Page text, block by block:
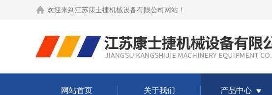
欢迎来到 江苏康士捷机械设备有限公司网站 ！
网站首页 关于我们 产品中心